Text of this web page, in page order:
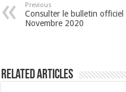
Previous
Consulter le bulletin officiel
Novembre 2020
Related Articles